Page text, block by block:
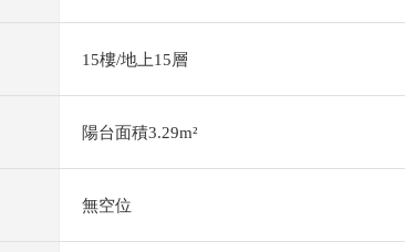
15樓/地上15層
陽台面積3.29m²
無空位